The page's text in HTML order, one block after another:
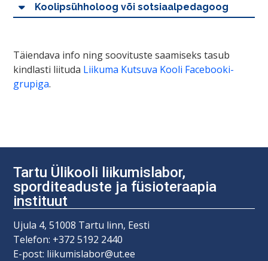
Koolipsühholoog või sotsiaalpedagoog
Täiendava info ning soovituste saamiseks tasub
kindlasti liituda Liikuma Kutsuva Kooli Facebooki-
grupiga.
Tartu Ülikooli liikumislabor,
sporditeaduste ja füsioteraapia
instituut
Ujula 4, 51008 Tartu linn, Eesti
Telefon: +372 5192 2440
E-post: liikumislabor@ut.ee